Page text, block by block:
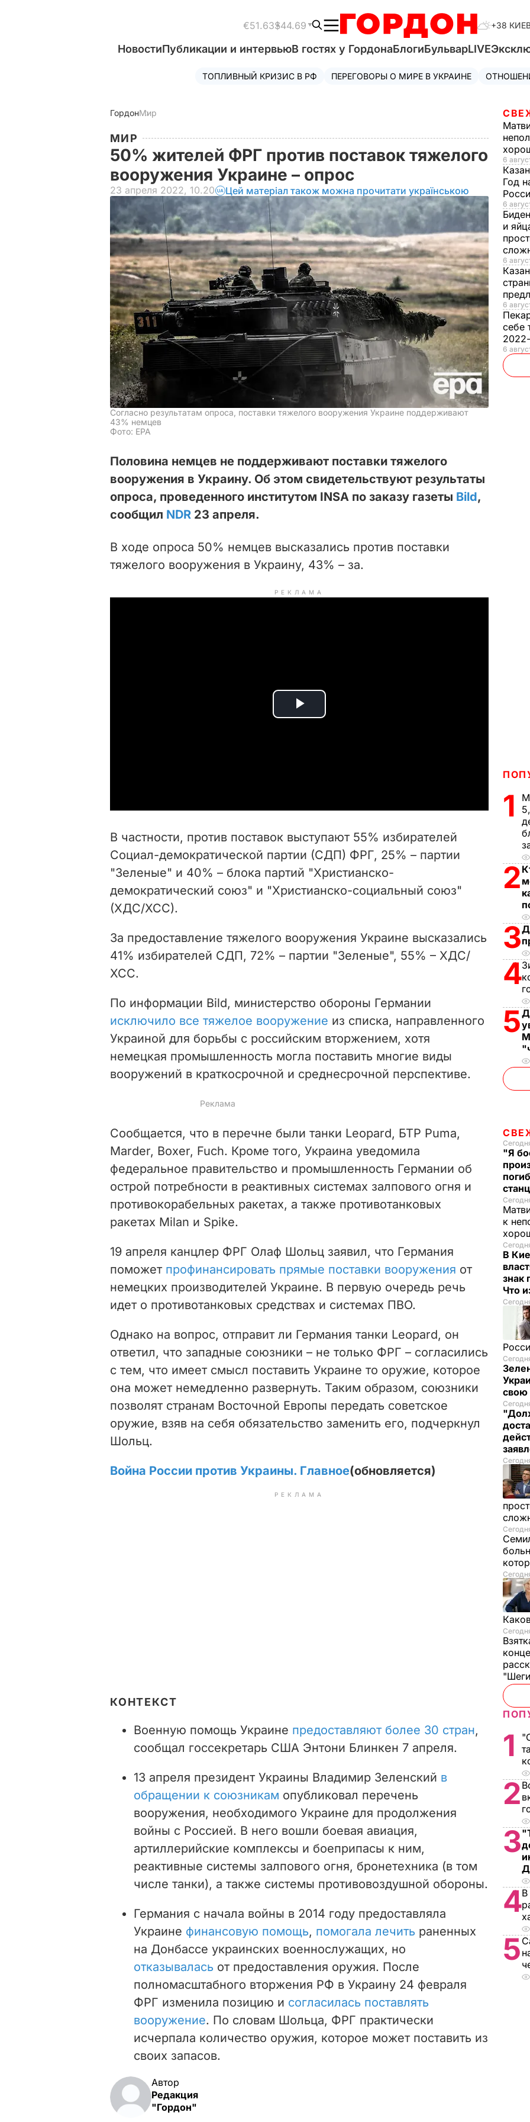
€51.63$44.69 +38
НовостиПубликации и интервьюВ гостях у ГордонаБлогиБульварLIVE
ТОПЛИВНЫЙ КРИЗИС В РФ ПЕРЕГОВОРЫ О МИРЕ В УКРАИНЕ
ГордонМир
МИР
50% жителей ФРГ против поставок тяжелого
вооружения Украине – опрос
23 апреля 2022, 10.20 Цей матеріал також можна прочитати українською
Согласно результатам опроса, поставки тяжелого вооружения Украине поддерживают
43% немцев
Фото: EPA
Половина немцев не поддерживают поставки тяжелого
вооружения в Украину. Об этом свидетельствуют результаты
опроса, проведенного институтом INSA по заказу газеты Bild,
сообщил NDR 23 апреля.
В ходе опроса 50% немцев высказались против поставки
тяжелого вооружения в Украину, 43% – за.
РЕКЛАМА
P
i
d
o
В частности, против поставок выступают 55% избирателей
Социал-демократической партии (СДП) ФРГ, 25% – партии
"Зеленые" и 40% – блока партий "Христианско-
демократический союз" и "Христианско-социальный союз"
(ХДС/ХСС).
За предоставление тяжелого вооружения Украине высказались
41% избирателей СДП, 72% – партии "Зеленые", 55% – ХДС/
ХСС.
По информации Bild, министерство обороны Германии
исключило все тяжелое вооружение из списка, направленного
Украиной для борьбы с российским вторжением, хотя
немецкая промышленность могла поставить многие виды
вооружений в краткосрочной и среднесрочной перспективе.
Сообщается, что в перечне были танки Leopard, БТР Puma,
Marder, Boxer, Fuch. Кроме того, Украина уведомила
федеральное правительство и промышленность Германии об
острой потребности в реактивных системах залпового огня и
противокорабельных ракетах, а также противотанковых
ракетах Milan и Spike.
19 апреля канцлер ФРГ Олаф Шольц заявил, что Германия
поможет профинансировать прямые поставки вооружения от
немецких производителей Украине. В первую очередь речь
идет о противотанковых средствах и системах ПВО.
Однако на вопрос, отправит ли Германия танки Leopard, он
ответил, что западные союзники – не только ФРГ – согласились
с тем, что имеет смысл поставить Украине то оружие, которое
она может немедленно развернуть. Таким образом, союзники
позволят странам Восточной Европы передать советское
оружие, взяв на себя обязательство заменить его, подчеркнул
Шольц.
Война России против Украины. Главное(обновляется)
РЕКЛАМА
КОНТЕКСТ
Военную помощь Украине предоставляют более 30 стран,
сообщал госсекретарь США Энтони Блинкен 7 апреля.
13 апреля президент Украины Владимир Зеленский в
обращении к союзникам опубликовал перечень
вооружения, необходимого Украине для продолжения
войны с Россией. В него вошли боевая авиация,
артиллерийские комплексы и боеприпасы к ним,
реактивные системы залпового огня, бронетехника (в том
числе танки), а также системы противовоздушной обороны.
Германия с начала войны в 2014 году предоставляла
Украине финансовую помощь, помогала лечить раненных
на Донбассе украинских военнослужащих, но
отказывалась от предоставления оружия. После
полномасштабного вторжения РФ в Украину 24 февраля
ФРГ изменила позицию и согласилась поставлять
вооружение. По словам Шольца, ФРГ практически
исчерпала количество оружия, которое может поставить из
своих запасов.
Автор
Редакция
"Гордон"
6
Год
6
и
6
6
себе
6
1
2
3
4
5
"Я
к
В
знак
Что
свою
1
2
3
4В
5